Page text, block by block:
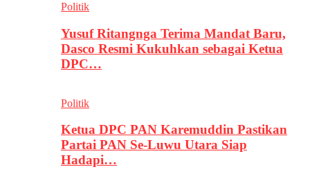
Politik
Yusuf Ritangnga Terima Mandat Baru,
Dasco Resmi Kukuhkan sebagai Ketua
DPC…
Politik
Ketua DPC PAN Karemuddin Pastikan
Partai PAN Se-Luwu Utara Siap
Hadapi…